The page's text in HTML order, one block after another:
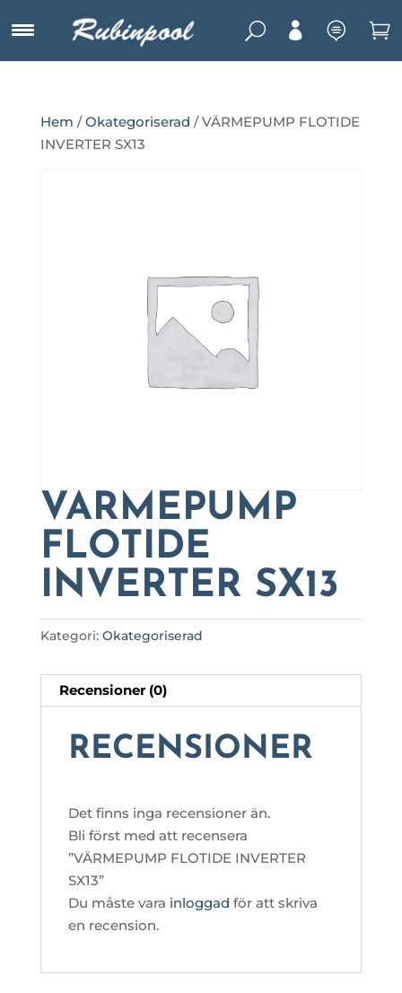
U   
Hem /Okategoriserad / VÄRMEPUMP FLOTIDE
INVERTER SX13
VÄRMEPUMP
FLOTIDE
INVERTER SX13
Kategori: Okategoriserad
Recensioner (0)
RECENSIONER
Det finns inga recensioner än.
Bli först med att recensera
”VÄRMEPUMP FLOTIDE INVERTER
SX13”
Du måste vara inloggad för att skriva
en recension.